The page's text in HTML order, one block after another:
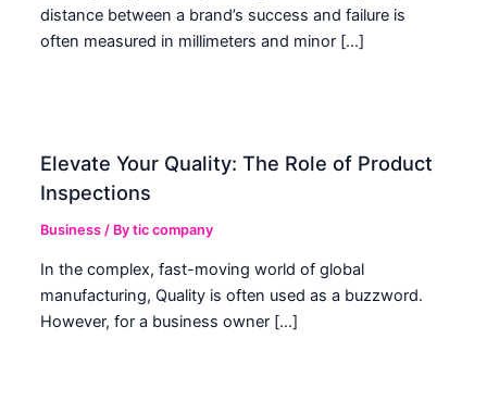
distance between a brand’s success and failure is
often measured in millimeters and minor […]
Elevate Your Quality: The Role of Product
Inspections
Business / Bytic company
In the complex, fast-moving world of global
manufacturing, Quality is often used as a buzzword.
However, for a business owner […]